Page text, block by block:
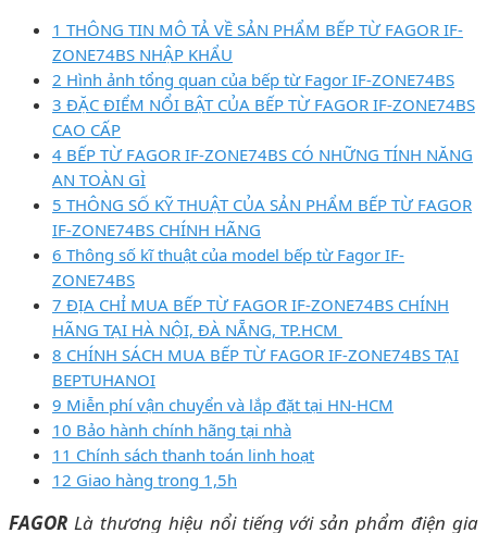
1 THÔNG TIN MÔ TẢ VỀ SẢN PHẨM BẾP TỪ FAGOR IF-
ZONE74BS NHẬP KHẨU
2 Hình ảnh tổng quan của bếp từ Fagor IF-ZONE74BS
3 ĐẶC ĐIỂM NỔI BẬT CỦA BẾP TỪ FAGOR IF-ZONE74BS
CAO CẤP
4 BẾP TỪ FAGOR IF-ZONE74BS CÓ NHỮNG TÍNH NĂNG
AN TOÀN GÌ
5 THÔNG SỐ KỸ THUẬT CỦA SẢN PHẨM BẾP TỪ FAGOR
IF-ZONE74BS CHÍNH HÃNG
6 Thông số kĩ thuật của model bếp từ Fagor IF-
ZONE74BS
7 ĐỊA CHỈ MUA BẾP TỪ FAGOR IF-ZONE74BS CHÍNH
HÃNG TẠI HÀ NỘI, ĐÀ NẴNG, TP.HCM
8 CHÍNH SÁCH MUA BẾP TỪ FAGOR IF-ZONE74BS TẠI
BEPTUHANOI
9 Miễn phí vận chuyển và lắp đặt tại HN-HCM
10 Bảo hành chính hãng tại nhà
11 Chính sách thanh toán linh hoạt
12 Giao hàng trong 1,5h
FAGOR Là thương hiệu nổi tiếng với sản phẩm điện gia